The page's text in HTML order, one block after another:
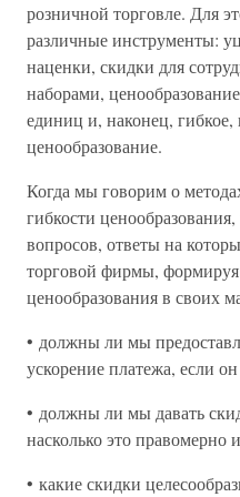
розничной торговле. Для
различные инструменты:
наценки, скидки для
наборами,
единиц и, наконец,
ценообразование.
Когда мы говорим о
гибкости
вопросов, ответы на
торговой фирмы,
ценообразования в своих
• должны ли мы
ускорение платежа, если
• должны ли мы давать
насколько это правомерно
• какие скидки